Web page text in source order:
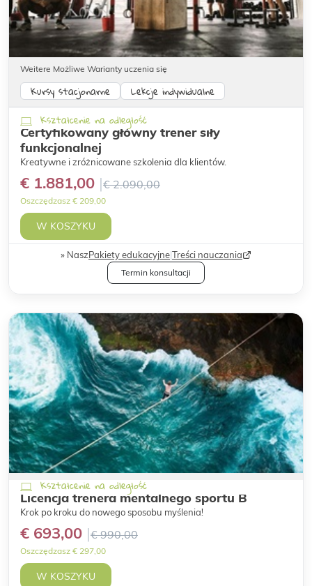
Weitere Możliwe Warianty uczenia się
Kształcenie na odległość
Kursy stacjonarne Lekcje indywidualne
Certyfikowany główny trener siły
funkcjonalnej
Kreatywne i zróżnicowane szkolenia dla klientów.
€ 1.881,00 € 2.090,00
Oszczędzasz € 209,00
W KOSZYKU
NaszPakiety edukacyjne|Treści nauczania
Termin konsultacji
Kształcenie na odległość
Licencja trenera mentalnego sportu B
Krok po kroku do nowego sposobu myślenia!
€ 693,00 € 990,00
Oszczędzasz € 297,00
W KOSZYKU